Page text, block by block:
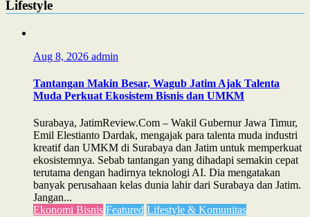
Lifestyle
Aug 8, 2026 admin
Tantangan Makin Besar, Wagub Jatim Ajak Talenta
Muda Perkuat Ekosistem Bisnis dan UMKM
Surabaya, JatimReview.Com – Wakil Gubernur Jawa Timur,
Emil Elestianto Dardak, mengajak para talenta muda industri
kreatif dan UMKM di Surabaya dan Jatim untuk memperkuat
ekosistemnya. Sebab tantangan yang dihadapi semakin cepat
terutama dengan hadirnya teknologi AI. Dia mengatakan
banyak perusahaan kelas dunia lahir dari Surabaya dan Jatim.
Jangan...
Ekonomi Bisnis Featured Lifestyle & Komunitas